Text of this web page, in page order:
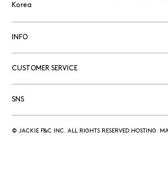
Korea
INFO
CUSTOMER SERVICE
SNS
© JACKIE F&C INC. ALL RIGHTS RESERVED.HOSTING.